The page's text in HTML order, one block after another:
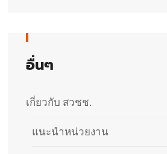
อื่นๆ
เกี่ยวกับ สวชช.
แนะนำหน่วยงาน